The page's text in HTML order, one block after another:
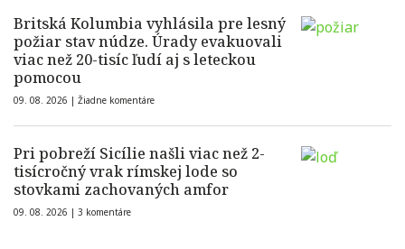
Britská Kolumbia vyhlásila pre lesný
požiar stav núdze. Úrady evakuovali
viac než 20-tisíc ľudí aj s leteckou
pomocou
09. 08. 2026 | Žiadne komentáre
Pri pobreží Sicílie našli viac než 2-
tisícročný vrak rímskej lode so
stovkami zachovaných amfor
09. 08. 2026 | 3 komentáre